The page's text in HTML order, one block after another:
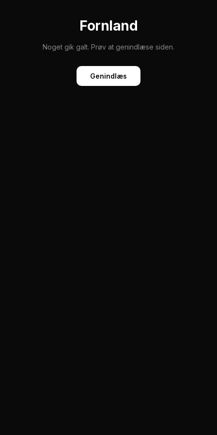
Fornland
Noget gik galt. Prøv at genindlæse siden.
Genindlæs